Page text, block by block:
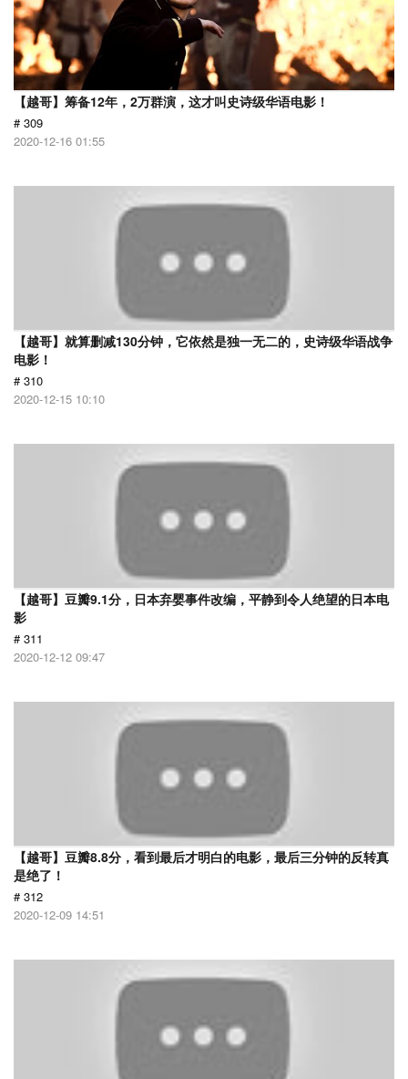
【越哥】筹备12年，2万群演，这才叫史诗级华语电影！
# 309
2020-12-16 01:55
【越哥】就算删减130分钟，它依然是独一无二的，史诗级华语战争
电影！
# 310
2020-12-15 10:10
【越哥】豆瓣9.1分，日本弃婴事件改编，平静到令人绝望的日本电
影
# 311
2020-12-12 09:47
【越哥】豆瓣8.8分，看到最后才明白的电影，最后三分钟的反转真
是绝了！
# 312
2020-12-09 14:51